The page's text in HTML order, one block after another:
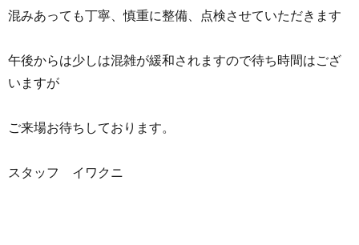
混みあっても丁寧、慎重に整備、点検させていただきます
午後からは少しは混雑が緩和されますので待ち時間はござ
いますが
ご来場お待ちしております。
スタッフ イワクニ